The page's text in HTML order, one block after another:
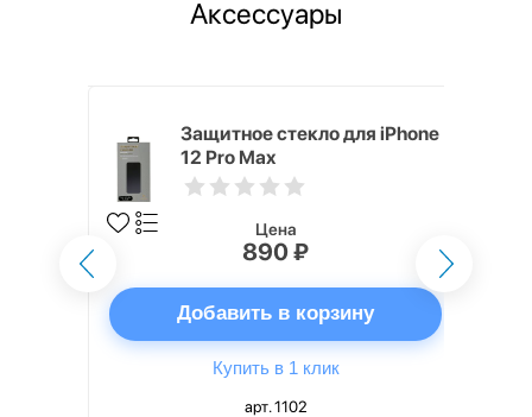
Аксессуары
Защитное стекло для iPhone
12 Pro Max
Цена
890 ₽
Добавить в корзину
Купить в 1 клик
арт. 1102